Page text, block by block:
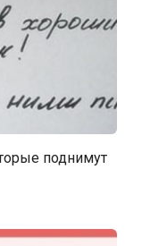
поднимут